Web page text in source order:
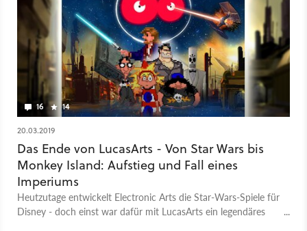
16 14
20.03.2019
Das Ende von LucasArts - Von Star Wars bis
Monkey Island: Aufstieg und Fall eines
Imperiums
Heutzutage entwickelt Electronic Arts die Star-Wars-Spiele für
Disney - doch einst war dafür mit LucasArts ein legendäres